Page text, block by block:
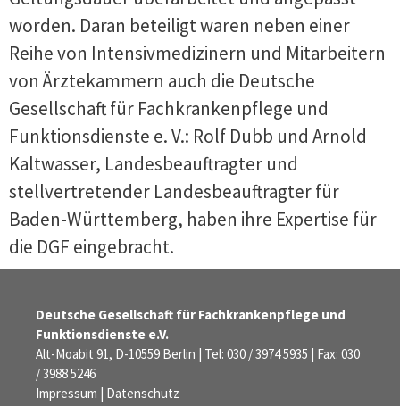
worden. Daran beteiligt waren neben einer
Reihe von Intensivmedizinern und Mitarbeitern
von Ärztekammern auch die Deutsche
Gesellschaft für Fachkrankenpflege und
Funktionsdienste e. V.: Rolf Dubb und Arnold
Kaltwasser, Landesbeauftragter und
stellvertretender Landesbeauftragter für
Baden-Württemberg, haben ihre Expertise für
die DGF eingebracht.
Deutsche Gesellschaft für Fachkrankenpflege und
Funktionsdienste e.V.
Alt-Moabit 91, D-10559 Berlin | Tel: 030 / 3974 5935 | Fax: 030
/ 3988 5246
Impressum | Datenschutz